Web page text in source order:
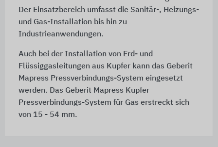
Der Einsatzbereich umfasst die Sanitär-, Heizungs-
und Gas-Installation bis hin zu
Industrieanwendungen.
Auch bei der Installation von Erd- und
Flüssiggasleitungen aus Kupfer kann das Geberit
Mapress Pressverbindungs-System eingesetzt
werden. Das Geberit Mapress Kupfer
Pressverbindungs-System für Gas erstreckt sich
von 15 - 54 mm.